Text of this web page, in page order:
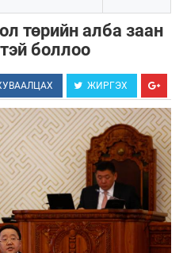
төрийн алба заан
боллоо
ЖИРГЭХ